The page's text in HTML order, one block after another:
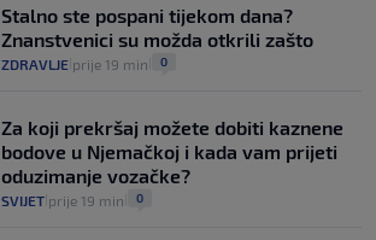
Stalno ste pospani tijekom dana?
Znanstvenici su možda otkrili zašto
ZDRAVLJE prije 19 min 0
Za koji prekršaj možete dobiti kaznene
bodove u Njemačkoj i kada vam prijeti
oduzimanje vozačke?
SVIJET prije 19 min 0